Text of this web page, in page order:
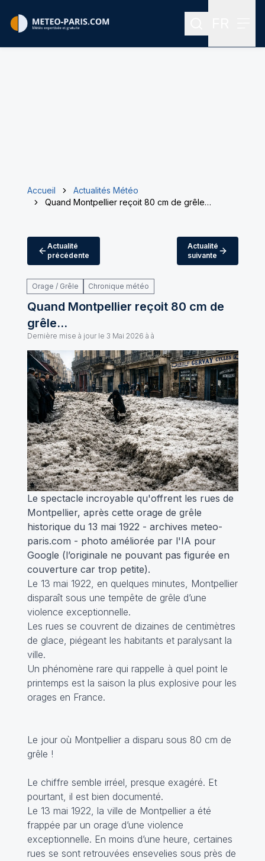
Rechercher
Accueil
Actualités Météo
Quand Montpellier reçoit 80 cm de grêle…
Actualité
précédente
Actualité
suivante
Orage / Grêle Chronique météo
Quand Montpellier reçoit 80 cm de
grêle…
Dernière mise à jour le 3 Mai 2026 à à
Le spectacle incroyable qu'offrent les rues de
Montpellier, après cette orage de grêle
historique du 13 mai 1922 - archives meteo-
paris.com - photo améliorée par l'IA pour
Google (l’originale ne pouvant pas figurée en
couverture car trop petite).
Le 13 mai 1922, en quelques minutes, Montpellier
disparaît sous une tempête de grêle d’une
violence exceptionnelle.
Les rues se couvrent de dizaines de centimètres
de glace, piégeant les habitants et paralysant la
ville.
Un phénomène rare qui rappelle à quel point le
printemps est la saison la plus explosive pour les
orages en France.
Le jour où Montpellier a disparu sous 80 cm de
grêle !
Le chiffre semble irréel, presque exagéré. Et
pourtant, il est bien documenté.
Le 13 mai 1922, la ville de Montpellier a été
frappée par un orage d’une violence
exceptionnelle. En moins d’une heure, certaines
rues se sont retrouvées ensevelies sous près de